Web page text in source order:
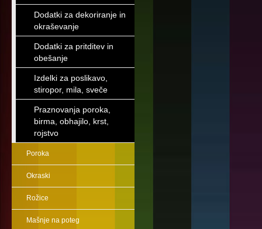
Dodatki za dekoriranje in
okraševanje
Dodatki za pritditev in
obešanje
Izdelki za poslikavo,
stiropor, mila, sveče
Praznovanja poroka,
birma, obhajilo, krst,
rojstvo
Poroka
Okraski
Rožice
Mašnje na poteg